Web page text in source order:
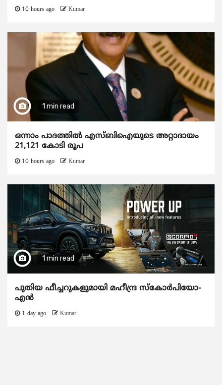
10 hours ago Kumar
1 min read
ഒന്നാം പാദത്തിൽ എസ്ബിഐയുടെ അറ്റാദായം
21,121 കോടി രൂപ
10 hours ago Kumar
1 min read
പുതിയ ഫീച്ചറുകളുമായി മഹീന്ദ്ര സ്കോർപിയോ-
എൻ
1 day ago Kumar